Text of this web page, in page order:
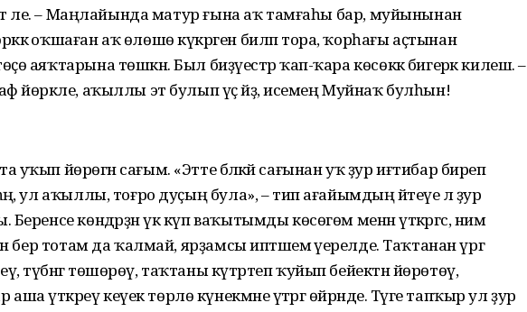
әле. – Маңлайында матур ғына аҡ тамғаһы бар, муйынынан
оҡшаған аҡ өлөшө күкрәген биләп тора, ҡорһағы аҫтынан
аяҡтарына төшкән. Был биҙәүестәр ҡап-ҡара көсөккә бигерәк килешә. –
йөрәкле, аҡыллы эт булып үҫ әйҙә, исемең Муйнаҡ булһын!
уҡып йөрөгән сағым. «Этте бәләкәй сағынан уҡ ҙур иғтибар биреп
ул аҡыллы, тоғро дуҫың була», – тип ағайымдың әйтеүе лә ҙур
көндәрҙән үк күп ваҡытымды көсөгөм менән үткәргәс, нимә
бер тотам да ҡалмай, ярҙамсы иптәшемә әүерелде. Таҡтанан үргә
түбәнгә төшөрөү, таҡтаны күтәртеп ҡуйып бейектән йөрөтөү,
үткәреү кеүек төрлө күнекмәне үтәргә өйрәнде. Тәүге тапҡыр ул ҙур